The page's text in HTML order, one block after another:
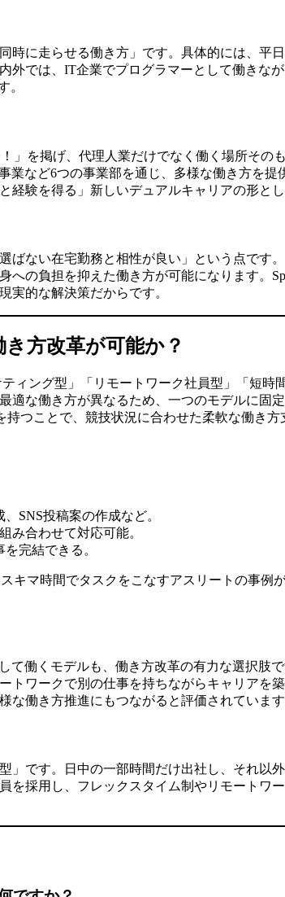
に走らせる働き方」です。具体的には、平
では、IT企業でプログラマーとして働きな
。
」を掲げ、代理人業だけでなく働く場所そ
業など6つの事業部を通じ、多様な働き方を
験を得る」新しいデュアルキャリアの形とし
ない在宅勤務と相性が良い」という点です
の負担を抑えた働き方が可能になります。
実的な解決策だからです。
方改革が可能か？
ィング型」「リモートワーク社員型」「短
適な働き方が異なるため、一つのモデルに固
つことで、競技状況に合わせた柔軟な働き方
SNS投稿案の作成など。
み合わせて対応可能。
完結できる。
キマ時間でタスクをこなすアスリートの事
働くモデルも、働き方改革の有力な選択肢
ワークで別の仕事を持ちながらキャリアを
働き方推進にもつながると評価されています
です。日中の一部時間だけ出社し、それ以
採用し、フレックスタイム制やリモートワ